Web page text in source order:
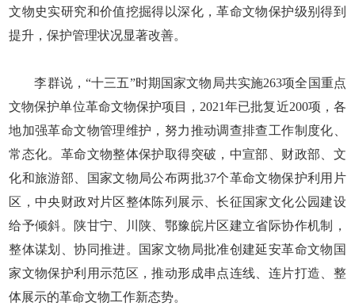
文物史实研究和价值挖掘得以深化，革命文物保护级别得到
提升，保护管理状况显著改善。
李群说，“十三五”时期国家文物局共实施263项全国重点
文物保护单位革命文物保护项目，2021年已批复近200项，各
地加强革命文物管理维护，努力推动调查排查工作制度化、
常态化。革命文物整体保护取得突破，中宣部、财政部、文
化和旅游部、国家文物局公布两批37个革命文物保护利用片
区，中央财政对片区整体陈列展示、长征国家文化公园建设
给予倾斜。陕甘宁、川陕、鄂豫皖片区建立省际协作机制，
整体谋划、协同推进。国家文物局批准创建延安革命文物国
家文物保护利用示范区，推动形成串点连线、连片打造、整
体展示的革命文物工作新态势。